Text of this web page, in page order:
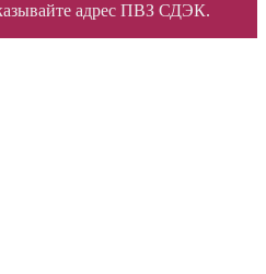
адрес ПВЗ СДЭК.